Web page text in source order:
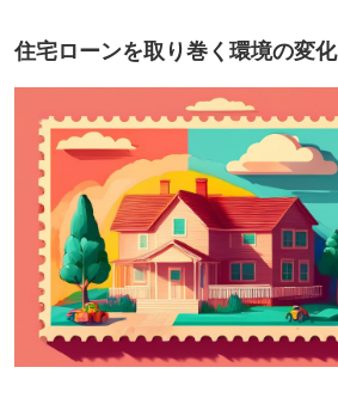
住宅ローンを取り巻く環境の変化